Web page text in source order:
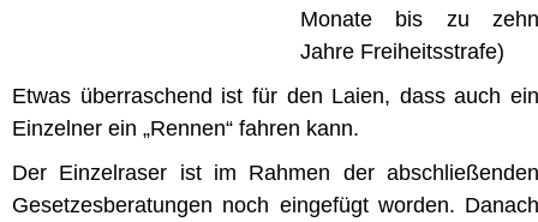
Monate bis zu zehn
Jahre Freiheitsstrafe)
Etwas überraschend ist für den Laien, dass auch ein
Einzelner ein „Rennen“ fahren kann.
Der Einzelraser ist im Rahmen der abschließenden
Gesetzesberatungen noch eingefügt worden. Danach